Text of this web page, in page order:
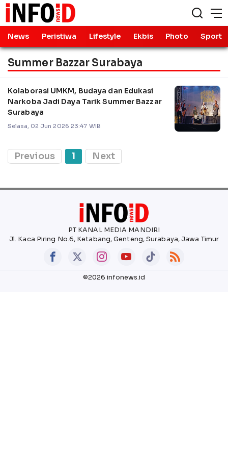
News Peristiwa Lifestyle Ekbis Photo Sport
Summer Bazzar Surabaya
Kolaborasi UMKM, Budaya dan Edukasi
Narkoba Jadi Daya Tarik Summer Bazzar
Surabaya
Selasa, 02 Jun 2026 23:47 WIB
Previous 1 Next
PT KANAL MEDIA MANDIRI
Jl. Kaca Piring No.6, Ketabang, Genteng, Surabaya, Jawa Timur
©2026 infonews.id